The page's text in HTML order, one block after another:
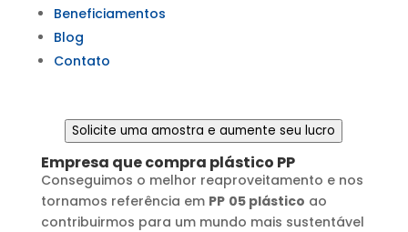
Beneficiamentos
Blog
Contato
Solicite uma amostra e aumente seu lucro
Empresa que compra plástico PP
Conseguimos o melhor reaproveitamento e nos
tornamos referência em PP 05 plástico ao
contribuirmos para um mundo mais sustentável